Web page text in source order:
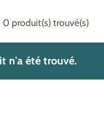
0 produit(s) trouvé(s)
n'a été trouvé.